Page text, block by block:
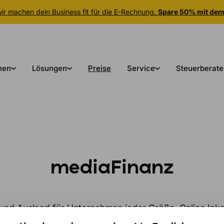
machen dein Business fit für die E-Rechnung. Spare 50% mit
Lösungen Preise Service
mediaFinanz
Ausland für Unternehmen jeder Größe. Online
überfällige Rechnungen per Schnittstelle ans